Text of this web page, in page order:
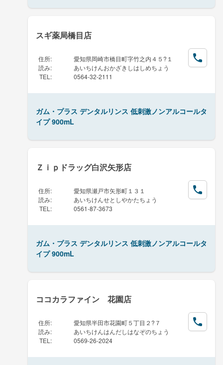
スギ薬局橋目店
住所:
愛知県岡崎市橋目町字竹之内４５?１
読み:
あいちけんおかざきしはしめちょう
TEL : 0564-32-2111
ガム・プラス デンタルリンス 低刺激ノンアルコールタ
イプ 900mL
Ｚｉｐドラッグ白沢矢形店
住所:
愛知県瀬戸市矢形町１３１
読み:
あいちけんせとしやかたちょう
TEL : 0561-87-3673
ガム・プラス デンタルリンス 低刺激ノンアルコールタ
イプ 900mL
ココカラファイン 花園店
住所:
愛知県半田市花園町５丁目２?７
読み:
あいちけんはんだしはなぞのちょう
TEL : 0569-26-2024